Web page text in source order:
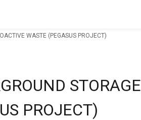
WASTE (PEGASUS PROJECT)
STORAGE
PROJECT)